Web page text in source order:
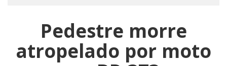
Pedestre morre
atropelado por moto